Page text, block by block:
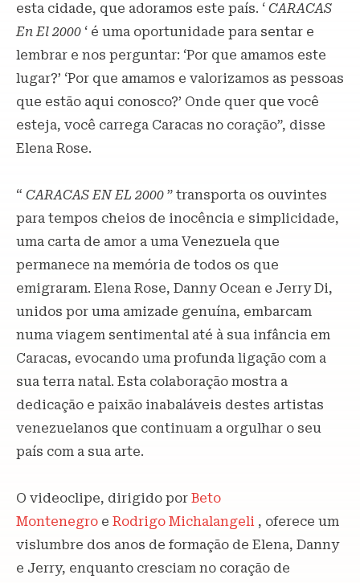
esta cidade, que adoramos este país. ‘ CARACAS
En El 2000 ‘ é uma oportunidade para sentar e
lembrar e nos perguntar: ‘Por que amamos este
lugar?’ ‘Por que amamos e valorizamos as pessoas
que estão aqui conosco?’ Onde quer que você
esteja, você carrega Caracas no coração”, disse
Elena Rose.
“ CARACAS EN EL 2000 ” transporta os ouvintes
para tempos cheios de inocência e simplicidade,
uma carta de amor a uma Venezuela que
permanece na memória de todos os que
emigraram. Elena Rose, Danny Ocean e Jerry Di,
unidos por uma amizade genuína, embarcam
numa viagem sentimental até à sua infância em
Caracas, evocando uma profunda ligação com a
sua terra natal. Esta colaboração mostra a
dedicação e paixão inabaláveis ​​destes artistas
venezuelanos que continuam a orgulhar o seu
país com a sua arte.
O videoclipe, dirigido por Beto
Montenegro e Rodrigo Michalangeli , oferece um
vislumbre dos anos de formação de Elena, Danny
e Jerry, enquanto cresciam no coração de